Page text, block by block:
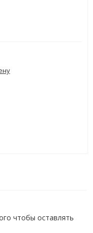
чтобы оставлять